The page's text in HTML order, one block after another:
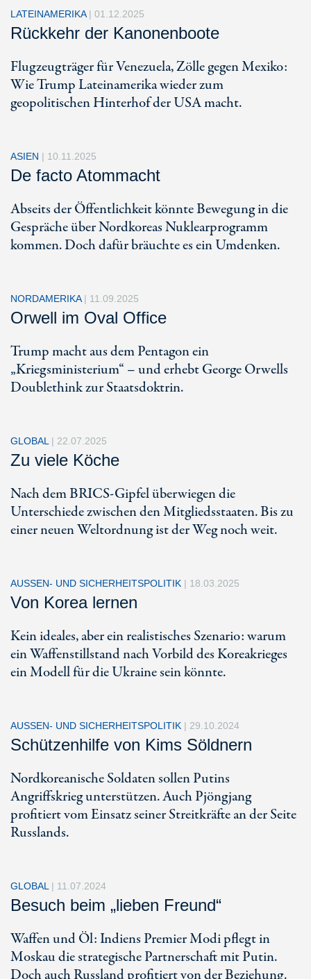
LATEINAMERIKA | 01.12.2025
Rückkehr der Kanonenboote
Flugzeugträger für Venezuela, Zölle gegen Mexiko:
Wie Trump Lateinamerika wieder zum
geopolitischen Hinterhof der USA macht.
ASIEN | 10.11.2025
De facto Atommacht
Abseits der Öffentlichkeit könnte Bewegung in die
Gespräche über Nordkoreas Nuklearprogramm
kommen. Doch dafür bräuchte es ein Umdenken.
NORDAMERIKA | 11.09.2025
Orwell im Oval Office
Trump macht aus dem Pentagon ein
„Kriegsministerium“ – und erhebt George Orwells
Doublethink zur Staatsdoktrin.
GLOBAL | 22.07.2025
Zu viele Köche
Nach dem BRICS-Gipfel überwiegen die
Unterschiede zwischen den Mitgliedsstaaten. Bis zu
einer neuen Weltordnung ist der Weg noch weit.
AUSSEN- UND SICHERHEITSPOLITIK | 18.03.2025
Von Korea lernen
Kein ideales, aber ein realistisches Szenario: warum
ein Waffenstillstand nach Vorbild des Koreakrieges
ein Modell für die Ukraine sein könnte.
AUSSEN- UND SICHERHEITSPOLITIK | 29.10.2024
Schützenhilfe von Kims Söldnern
Nordkoreanische Soldaten sollen Putins
Angriffskrieg unterstützen. Auch Pjöngjang
profitiert vom Einsatz seiner Streitkräfte an der Seite
Russlands.
GLOBAL | 11.07.2024
Besuch beim „lieben Freund“
Waffen und Öl: Indiens Premier Modi pflegt in
Moskau die strategische Partnerschaft mit Putin.